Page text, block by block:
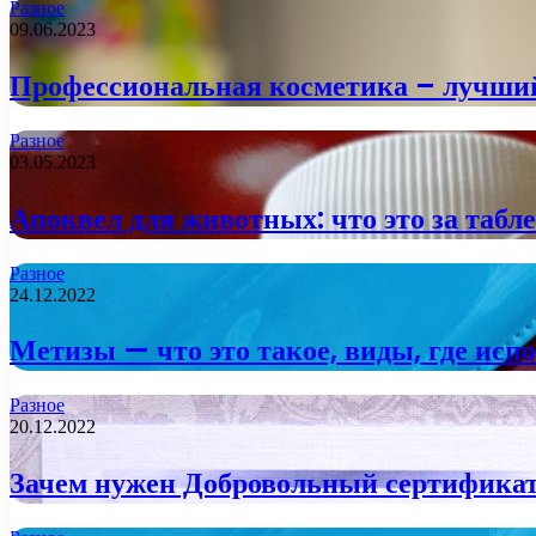
Разное
09.06.2023
Профессиональная косметика –
Разное
03.05.2023
Апоквел для животных: что это за
Разное
24.12.2022
Метизы — что это такое, виды, где
Разное
20.12.2022
Зачем нужен Добровольный